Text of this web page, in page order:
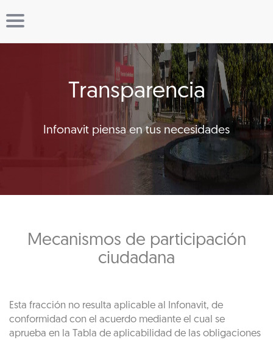
Transparencia
Infonavit piensa en tus necesidades
Mecanismos de participación
ciudadana
Esta fracción no resulta aplicable al Infonavit, de
conformidad con el acuerdo mediante el cual se
aprueba en la Tabla de aplicabilidad de las obligaciones